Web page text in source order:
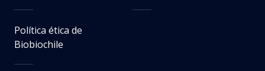
Política ética de
Biobiochile